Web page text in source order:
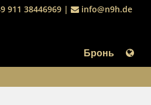
911 38446969| info@n9h.de
Бронь